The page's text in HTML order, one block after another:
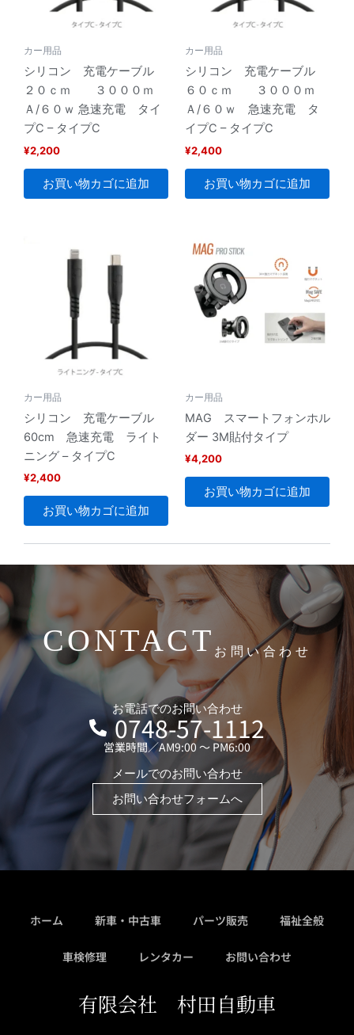
タ
イ
プ
個
カー用品
シリコン 充電ケーブル
２０ｃｍ ３０００ｍ
Ａ/６０ｗ 急速充電 タイ
プC – タイプC
¥2,200
お買い物カゴに追加
カー用品
シリコン 充電ケーブル
６０ｃｍ ３０００ｍ
Ａ/６０ｗ 急速充電 タ
イプC – タイプC
¥2,400
お買い物カゴに追加
カー用品
シリコン 充電ケーブル
60cm 急速充電 ライト
ニング – タイプC
¥2,400
お買い物カゴに追加
カー用品
MAG スマートフォンホル
ダー 3M貼付タイプ
¥4,200
お買い物カゴに追加
CONTACT お問い合わせ
お電話でのお問い合わせ
0748-57-1112
営業時間／AM9:00 ～ PM6:00
メールでのお問い合わせ
お問い合わせフォームへ
ホーム 新車・中古車 パーツ販売 福祉全般
車検修理 レンタカー お問い合わせ
有限会社 村田自動車